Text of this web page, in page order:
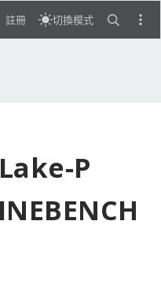
註冊 切換模式
P